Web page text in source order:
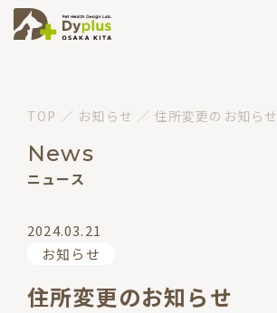
TOP ／ お知らせ ／ 住所変更のお知らせ
News
ニュース
2024.03.21
お知らせ
住所変更のお知らせ